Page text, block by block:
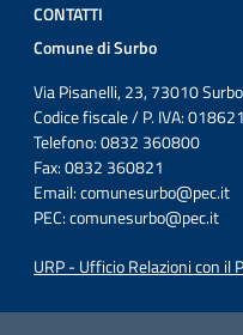
CONTATTI
Comune di Surbo
Via Pisanelli, 23, 73010
Codice fiscale / P. IVA:
Telefono: 0832 360800
Fax: 0832 360821
Email:comunesurbo@pec.it
PEC:comunesurbo@pec.it
URP - Ufficio Relazioni con il